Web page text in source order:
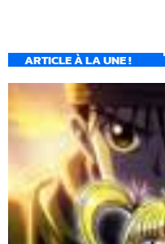
ARTICLE À LA UNE !